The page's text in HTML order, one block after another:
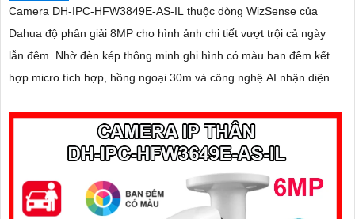
Camera DH-IPC-HFW3849E-AS-IL thuộc dòng WizSense của
Dahua độ phân giải 8MP cho hình ảnh chi tiết vượt trội cả ngày
lẫn đêm. Nhờ đèn kép thông minh ghi hình có màu ban đêm kết
hợp micro tích hợp, hồng ngoại 30m và công nghệ AI nhận diện